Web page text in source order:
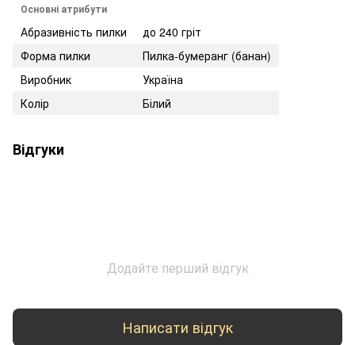
Основні атрибути
Абразивність пилки
до 240 гріт
Форма пилки
Пилка-бумеранг (банан)
Виробник
Україна
Колір
Білий
Відгуки
Додайте перший відгук
Написати відгук